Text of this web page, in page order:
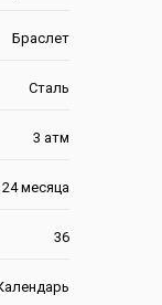
Браслет
Сталь
3 атм
24 месяца
36